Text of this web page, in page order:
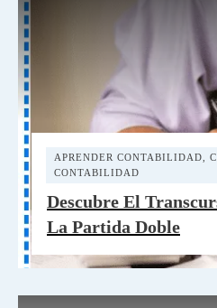
APRENDER CONTABILIDAD
CONTABILIDAD
Descubre El
La Partida Doble